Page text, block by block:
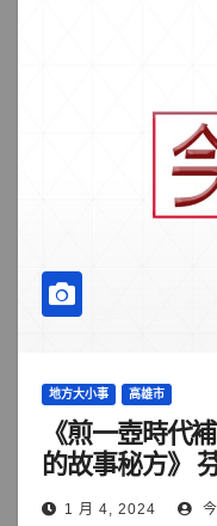
地方大小事 高雄市
《煎一壺時代
的故事秘方》
1 月 4, 2024